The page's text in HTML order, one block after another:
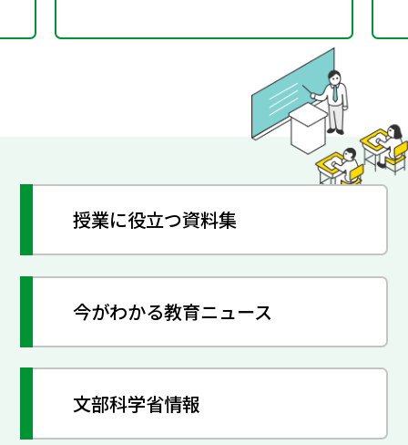
授業に役立つ資料集
今がわかる教育ニュース
文部科学省情報